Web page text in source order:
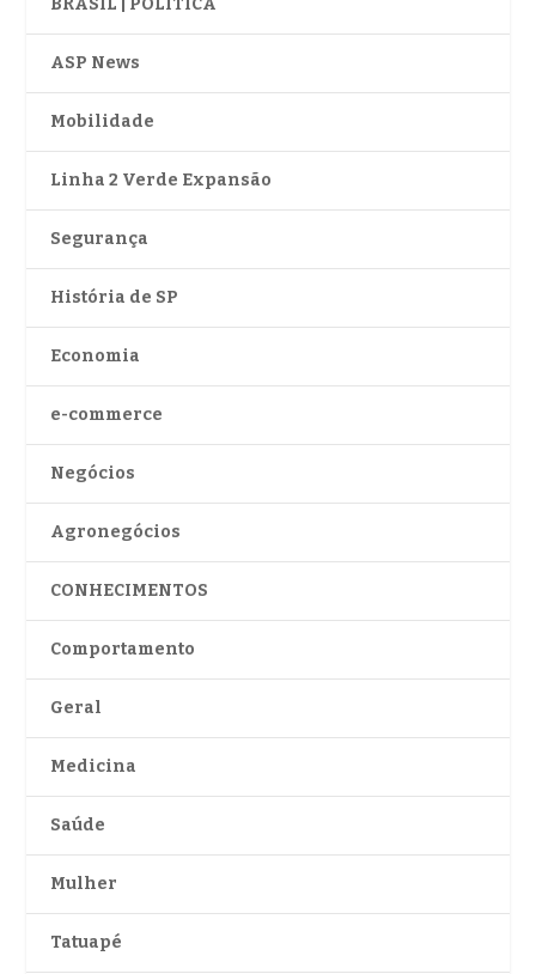
ASP News
Mobilidade
Linha 2 Verde Expansão
Segurança
História de SP
Economia
e-commerce
Negócios
Agronegócios
CONHECIMENTOS
Comportamento
Geral
Medicina
Saúde
Mulher
Tatuapé